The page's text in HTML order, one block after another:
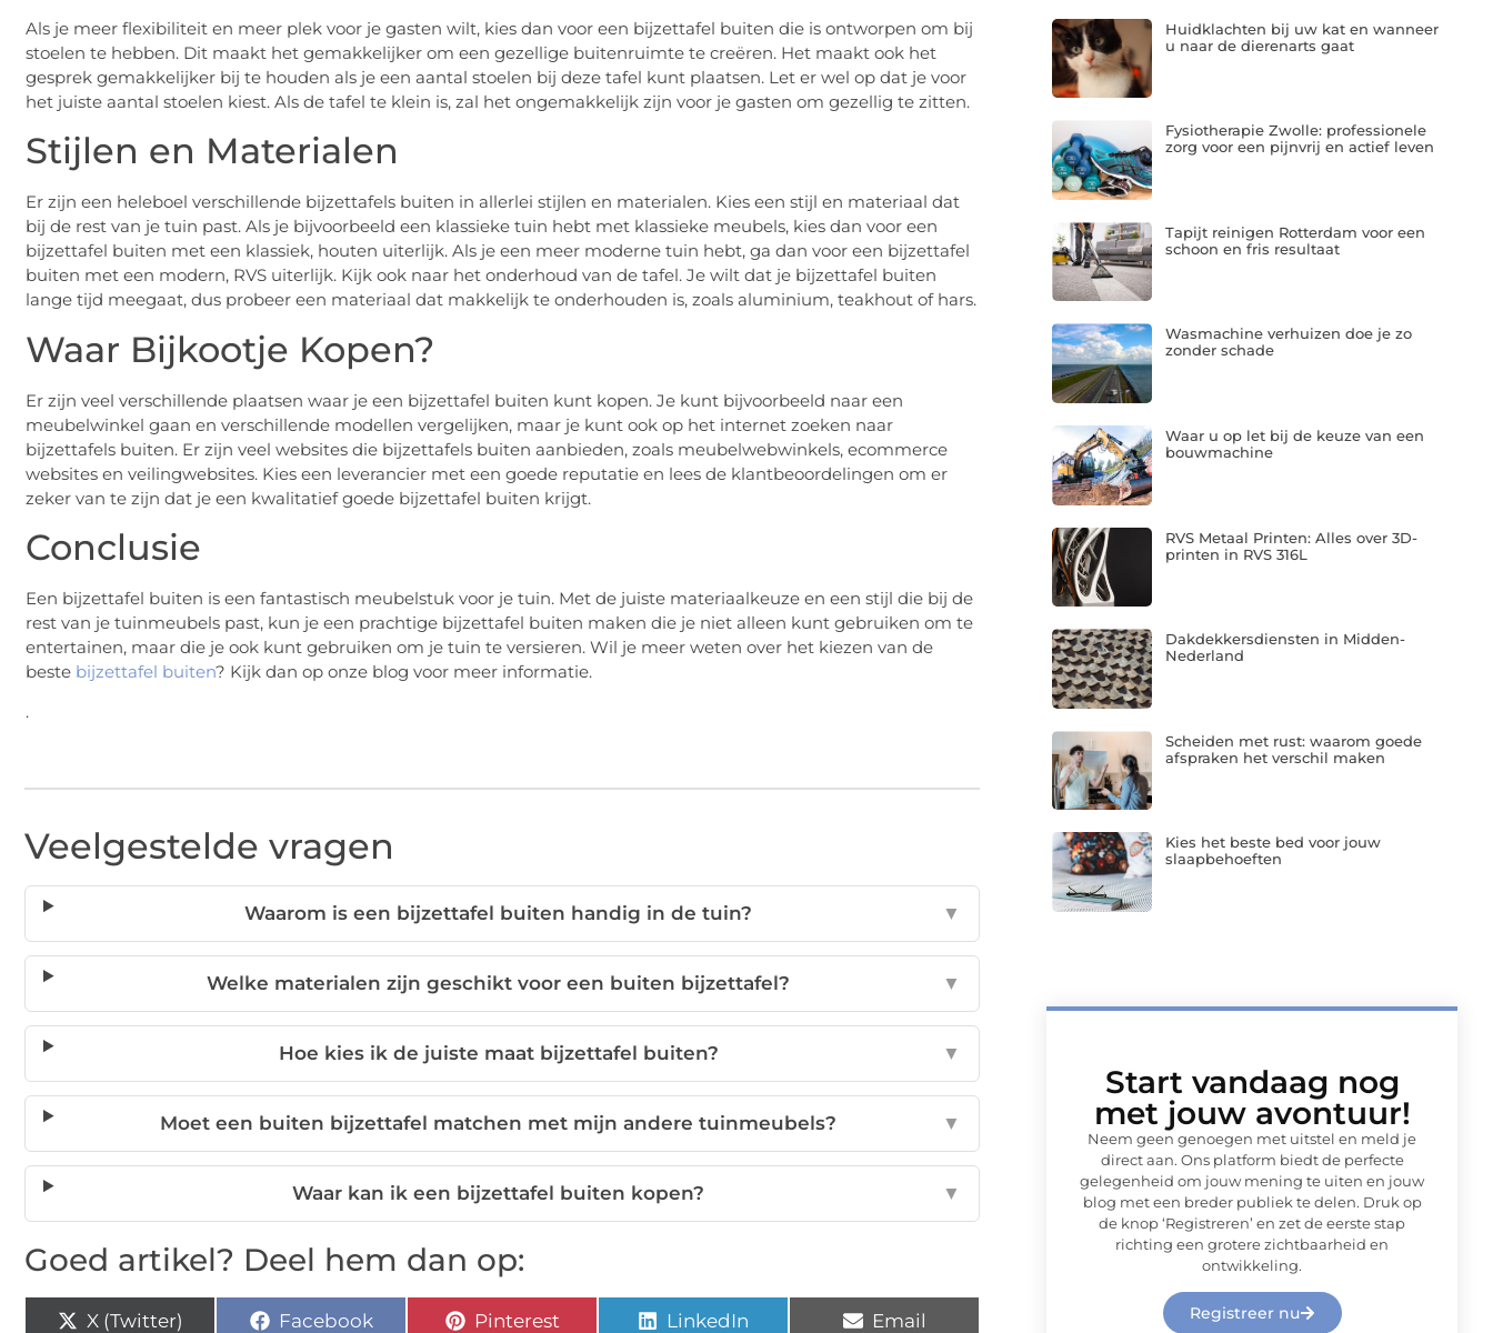
Als je meer flexibiliteit en meer plek voor je gasten wilt, kies dan voor een bijzettafel buiten die is ontworpen om bij
stoelen te hebben. Dit maakt het gemakkelijker om een gezellige buitenruimte te creëren. Het maakt ook het
gesprek gemakkelijker bij te houden als je een aantal stoelen bij deze tafel kunt plaatsen. Let er wel op dat je voor
het juiste aantal stoelen kiest. Als de tafel te klein is, zal het ongemakkelijk zijn voor je gasten om gezellig te zitten.
Stijlen en Materialen
Er zijn een heleboel verschillende bijzettafels buiten in allerlei stijlen en materialen. Kies een stijl en materiaal dat
bij de rest van je tuin past. Als je bijvoorbeeld een klassieke tuin hebt met klassieke meubels, kies dan voor een
bijzettafel buiten met een klassiek, houten uiterlijk. Als je een meer moderne tuin hebt, ga dan voor een bijzettafel
buiten met een modern, RVS uiterlijk. Kijk ook naar het onderhoud van de tafel. Je wilt dat je bijzettafel buiten
lange tijd meegaat, dus probeer een materiaal dat makkelijk te onderhouden is, zoals aluminium, teakhout of hars.
Waar Bijkootje Kopen?
Er zijn veel verschillende plaatsen waar je een bijzettafel buiten kunt kopen. Je kunt bijvoorbeeld naar een
meubelwinkel gaan en verschillende modellen vergelijken, maar je kunt ook op het internet zoeken naar
bijzettafels buiten. Er zijn veel websites die bijzettafels buiten aanbieden, zoals meubelwebwinkels, ecommerce
websites en veilingwebsites. Kies een leverancier met een goede reputatie en lees de klantbeoordelingen om er
zeker van te zijn dat je een kwalitatief goede bijzettafel buiten krijgt.
Conclusie
Een bijzettafel buiten is een fantastisch meubelstuk voor je tuin. Met de juiste materiaalkeuze en een stijl die bij de
rest van je tuinmeubels past, kun je een prachtige bijzettafel buiten maken die je niet alleen kunt gebruiken om te
entertainen, maar die je ook kunt gebruiken om je tuin te versieren. Wil je meer weten over het kiezen van de
beste bijzettafel buiten? Kijk dan op onze blog voor meer informatie.
.
Veelgestelde vragen
Waarom is een bijzettafel buiten handig in de tuin? ▼
Welke materialen zijn geschikt voor een buiten bijzettafel? ▼
Hoe kies ik de juiste maat bijzettafel buiten? ▼
Moet een buiten bijzettafel matchen met mijn andere tuinmeubels? ▼
Waar kan ik een bijzettafel buiten kopen? ▼
Goed artikel? Deel hem dan op:
X (Twitter) Facebook Pinterest LinkedIn Email
Huidklachten bij uw kat en wanneer
u naar de dierenarts gaat
Fysiotherapie Zwolle: professionele
zorg voor een pijnvrij en actief leven
Tapijt reinigen Rotterdam voor een
schoon en fris resultaat
Wasmachine verhuizen doe je zo
zonder schade
Waar u op let bij de keuze van een
bouwmachine
RVS Metaal Printen: Alles over 3D-
printen in RVS 316L
Dakdekkersdiensten in Midden-
Nederland
Scheiden met rust: waarom goede
afspraken het verschil maken
Kies het beste bed voor jouw
slaapbehoeften
Start vandaag nog
met jouw avontuur!
Neem geen genoegen met uitstel en meld je
direct aan. Ons platform biedt de perfecte
gelegenheid om jouw mening te uiten en jouw
blog met een breder publiek te delen. Druk op
de knop ‘Registreren’ en zet de eerste stap
richting een grotere zichtbaarheid en
ontwikkeling.
Registreer nu